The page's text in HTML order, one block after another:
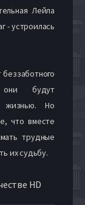
Лейла
- устроилась
будут
жизнью. Но
что вместе
трудные
их судьбу.
HD